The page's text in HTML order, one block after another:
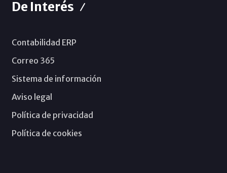
De Interés
Contabilidad ERP
Correo 365
Sistema de información
Aviso legal
Política de privacidad
Política de cookies